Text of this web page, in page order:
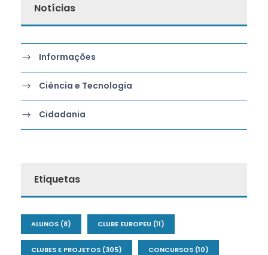
Notícias
Informações
Ciência e Tecnologia
Cidadania
Etiquetas
ALUNOS (8) CLUBE EUROPEU (11)
CLUBES E PROJETOS (305) CONCURSOS (10)